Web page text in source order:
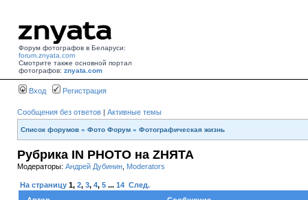
Форум фотографов в Беларуси:
forum.znyata.com
Смотрите также основной портал
фотографов: znyata.com
Вход Регистрация
Сообщения без ответов | Активные темы
Список форумов » Фото Форум » Фотографическая жизнь
Рубрика IN PHOTO на ZНЯТА
Модераторы: Андрей Дубинин Moderators
На страницу 1, 2, 3, 4, 5 ... 14 След.